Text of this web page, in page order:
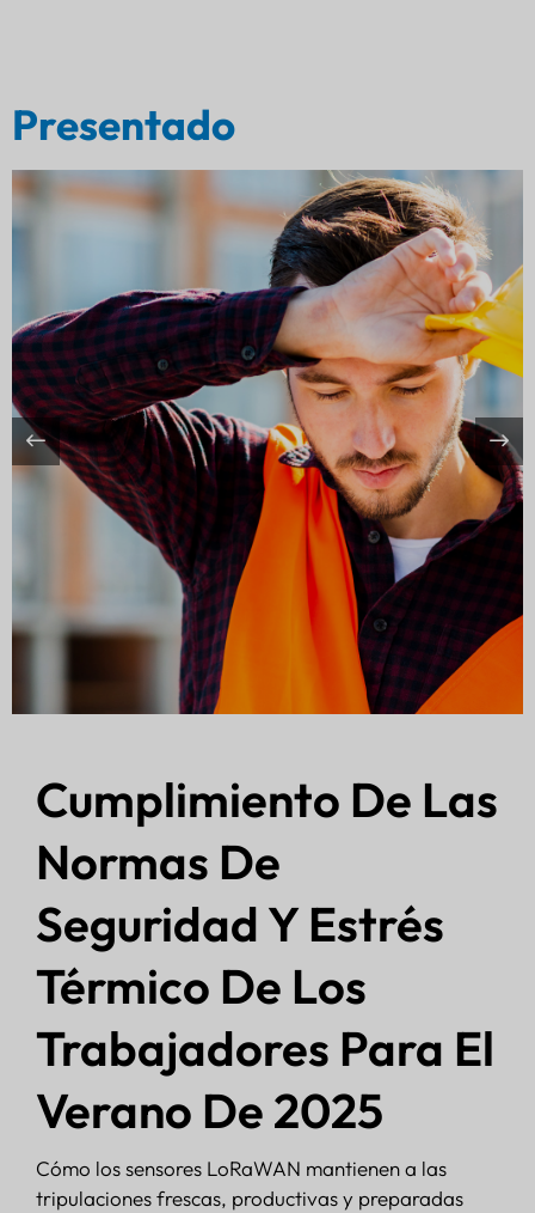
Presentado
Cumplimiento De Las
Normas De
Seguridad Y Estrés
Térmico De Los
Trabajadores Para El
Verano De 2025
Cómo los sensores LoRaWAN mantienen a las
tripulaciones frescas, productivas y preparadas